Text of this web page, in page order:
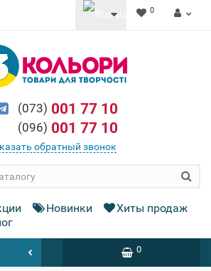
0
(073) 001 77 10
(096) 001 77 10
обратный звонок
Новинки
Хиты продаж
0